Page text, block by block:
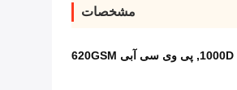
مشخصات
, پی وی سی آبی 620GSM